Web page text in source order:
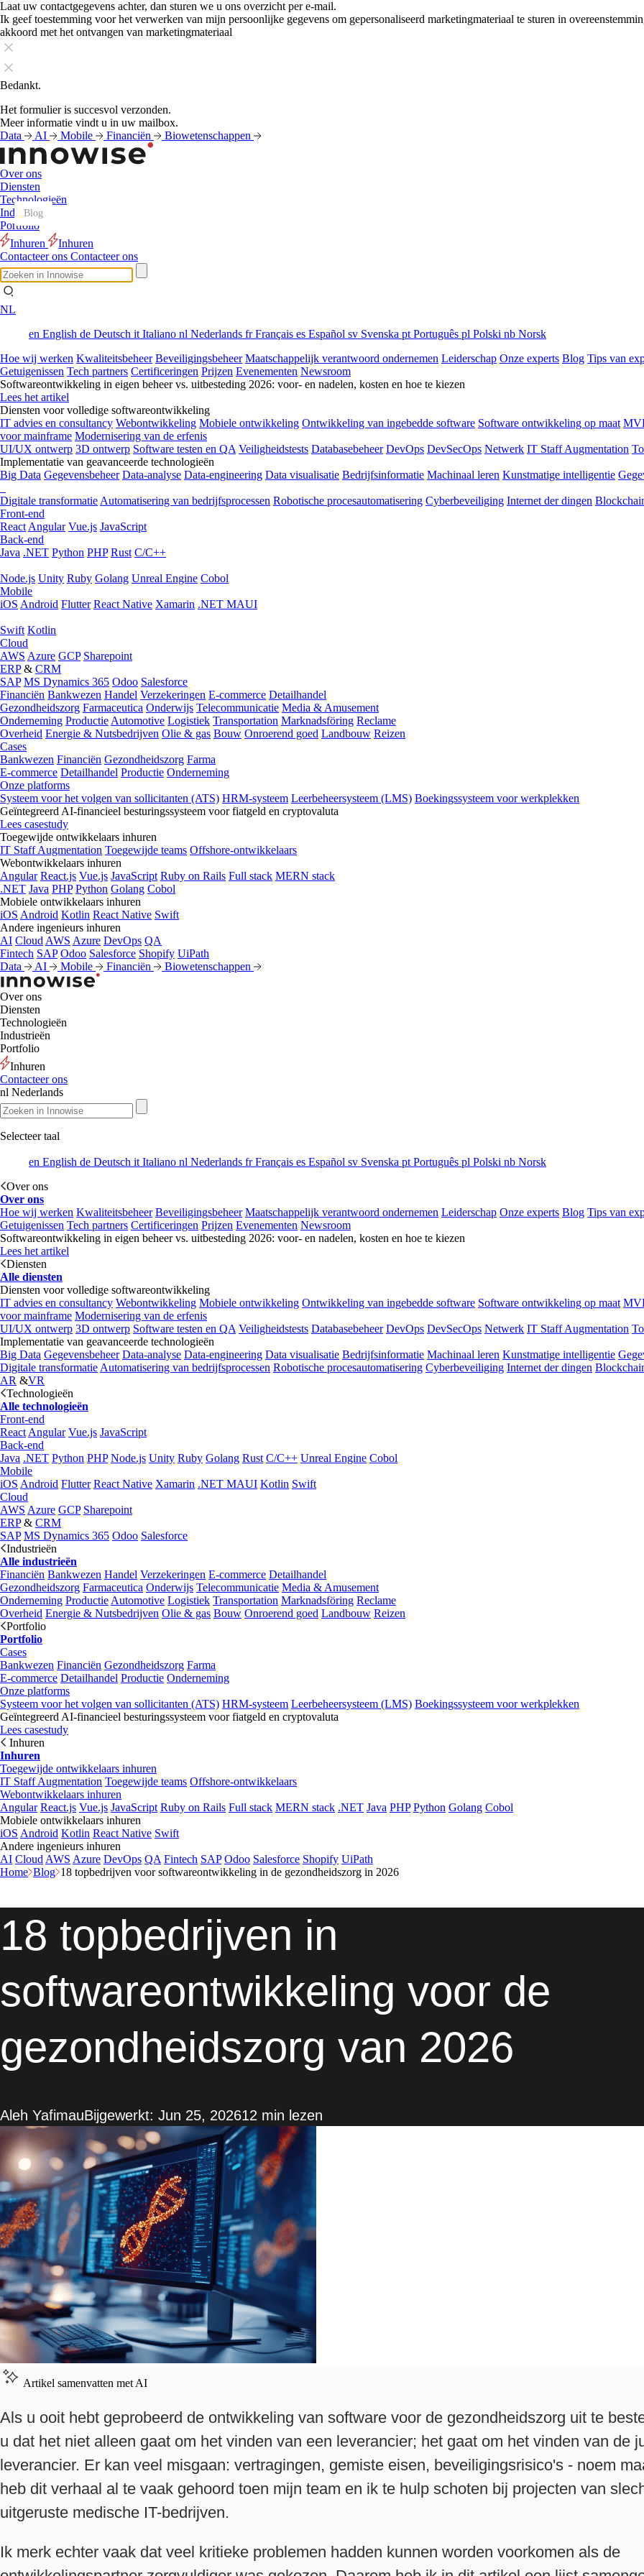
Laat uw contactgegevens achter, dan sturen we u ons overzicht per e-mail.
Ik geef toestemming voor het verwerken van mijn persoonlijke gegevens om gepersonaliseerd marketingmateriaal te sturen in
akkoord met het ontvangen van marketingmateriaal
Bedankt.
Het formulier is succesvol verzonden.
Meer informatie vindt u in uw mailbox.
Data
AI Mobile Financiën Biowetenschappen
Over ons
Diensten
Technologieën
Industrieën
Portfolio
Inhuren
Inhuren
Contacteer ons Contacteer ons
NL
en English de Deutsch it Italiano nl Nederlands frFrançais es Español sv Svenska pt Português pl Polski nb Norsk
Hoe wij werken Kwaliteitsbeheer Beveiligingsbeheer Maatschappelijk verantwoord ondernemen Leiderschap Onze experts Blog Tips van
Getuigenissen Tech partners Certificeringen Prijzen Evenementen Newsroom
Softwareontwikkeling in eigen beheer vs. uitbesteding 2026: voor- en nadelen, kosten en hoe te kiezen
Lees het artikel
Diensten voor volledige softwareontwikkeling
IT advies en consultancy Webontwikkeling Mobiele ontwikkeling Ontwikkeling van ingebedde software Software ontwikkeling op maat
voor mainframe Modernisering van de erfenis
UI/UX ontwerp 3D ontwerp Software testen en QA Veiligheidstests Databasebeheer DevOps DevSecOps Netwerk IT Staff Augmentation
Implementatie van geavanceerde technologieën
Big Data Gegevensbeheer Data-analyse Data-engineering Data visualisatie Bedrijfsinformatie Machinaal leren Kunstmatige intelligentie
Digitale transformatie Automatisering van bedrijfsprocessen Robotische procesautomatisering Cyberbeveiliging Internet der dingen
Front-end
React Angular Vue.js JavaScript
Back-end
Java .NET Python PHP Rust C/C++
Node.js Unity Ruby Golang Unreal Engine Cobol
Mobile
iOS Android Flutter React Native Xamarin .NET MAUI
Swift Kotlin
Cloud
AWS Azure GCP Sharepoint
ERP& CRM
SAP MS Dynamics 365 Odoo Salesforce
Financiën Bankwezen Handel Verzekeringen E-commerce Detailhandel
Gezondheidszorg Farmaceutica Onderwijs Telecommunicatie Media & Amusement
Onderneming Productie Automotive Logistiek Transportation Marknadsföring Reclame
Overheid Energie & Nutsbedrijven Olie & gas Bouw Onroerend goed Landbouw Reizen
Cases
Bankwezen Financiën Gezondheidszorg Farma
E-commerce Detailhandel Productie Onderneming
Onze platforms
Systeem voor het volgen van sollicitanten (ATS) HRM-systeem Leerbeheersysteem (LMS) Boekingssysteem voor werkplekken
Geïntegreerd AI-financieel besturingssysteem voor fiatgeld en cryptovaluta
Lees casestudy
Toegewijde ontwikkelaars inhuren
IT Staff Augmentation Toegewijde teams Offshore-ontwikkelaars
Webontwikkelaars inhuren
Angular React.js Vue.js JavaScript Ruby on Rails Full stack MERN stack
.NET Java PHP Python Golang Cobol
Mobiele ontwikkelaars inhuren
iOS Android Kotlin React Native Swift
Andere ingenieurs inhuren
AI Cloud AWS Azure DevOps QA
Fintech SAP Odoo Salesforce Shopify UiPath
Data
AI Mobile Financiën Biowetenschappen
Over ons
Diensten
Technologieën
Industrieën
Portfolio
Inhuren
Contacteer ons
nl Nederlands
Selecteer taal
en English de Deutsch it Italiano nl Nederlands frFrançais es Español sv Svenska pt Português pl Polski nb Norsk
Over ons
Over ons
Hoe wij werken Kwaliteitsbeheer Beveiligingsbeheer Maatschappelijk verantwoord ondernemen Leiderschap Onze experts Blog Tips van
Getuigenissen Tech partners Certificeringen Prijzen Evenementen Newsroom
Softwareontwikkeling in eigen beheer vs. uitbesteding 2026: voor- en nadelen, kosten en hoe te kiezen
Lees het artikel
Diensten
Alle diensten
Diensten voor volledige softwareontwikkeling
IT advies en consultancy Webontwikkeling Mobiele ontwikkeling Ontwikkeling van ingebedde software Software ontwikkeling op maat
voor mainframe Modernisering van de erfenis
UI/UX ontwerp 3D ontwerp Software testen en QA Veiligheidstests Databasebeheer DevOps DevSecOps Netwerk IT Staff Augmentation
Implementatie van geavanceerde technologieën
Big Data Gegevensbeheer Data-analyse Data-engineering Data visualisatie Bedrijfsinformatie Machinaal leren Kunstmatige intelligentie
Digitale transformatie Automatisering van bedrijfsprocessen Robotische procesautomatisering Cyberbeveiliging Internet der dingen
AR &VR
Technologieën
Alle technologieën
Front-end
React Angular Vue.js JavaScript
Back-end
Java .NET Python PHP Node.js Unity Ruby Golang Rust C/C++ Unreal Engine Cobol
Mobile
iOS Android Flutter React Native Xamarin .NET MAUI Kotlin Swift
Cloud
AWS Azure GCP Sharepoint
ERP& CRM
SAP MS Dynamics 365 Odoo Salesforce
Industrieën
Alle industrieën
Financiën Bankwezen Handel Verzekeringen E-commerce Detailhandel
Gezondheidszorg Farmaceutica Onderwijs Telecommunicatie Media & Amusement
Onderneming Productie Automotive Logistiek Transportation Marknadsföring Reclame
Overheid Energie & Nutsbedrijven Olie & gas Bouw Onroerend goed Landbouw Reizen
Portfolio
Portfolio
Cases
Bankwezen Financiën Gezondheidszorg Farma
E-commerce Detailhandel Productie Onderneming
Onze platforms
Systeem voor het volgen van sollicitanten (ATS) HRM-systeem Leerbeheersysteem (LMS) Boekingssysteem voor werkplekken
Geïntegreerd AI-financieel besturingssysteem voor fiatgeld en cryptovaluta
Lees casestudy
Inhuren
Inhuren
Toegewijde ontwikkelaars inhuren
IT Staff Augmentation Toegewijde teams Offshore-ontwikkelaars
Webontwikkelaars inhuren
Angular React.js Vue.js JavaScript Ruby on Rails Full stack MERN stack .NET Java PHP Python Golang Cobol
Mobiele ontwikkelaars inhuren
iOS Android Kotlin React Native Swift
Andere ingenieurs inhuren
AI Cloud AWS Azure DevOps QA Fintech SAP Odoo Salesforce Shopify UiPath
Home Blog 18 topbedrijven voor softwareontwikkeling in de gezondheidszorg in 2026
18 topbedrijven in
softwareontwikkeling voor de
gezondheidszorg van 2026
Aleh YafimauBijgewerkt: Jun 25, 202612 min lezen
Artikel samenvatten met AI
Als u ooit hebt geprobeerd de ontwikkeling van software voor de gezondheidszorg uit te
u dat het niet alleen gaat om het vinden van een leverancier; het gaat om het vinden van de
leverancier. Er kan veel misgaan: vertragingen, gemiste eisen, beveiligingsrisico's - noem
heb dit verhaal al te vaak gehoord toen mijn team en ik te hulp schoten bij projecten van
uitgeruste medische IT-bedrijven.
Ik merk echter vaak dat veel kritieke problemen hadden kunnen worden voorkomen als de
Blog
Blog
Blog
Blog
Blog
Blog
Blog
Blog
Blog
Blog
Blog
Blog